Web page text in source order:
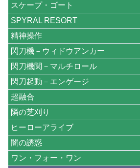
スケープ・ゴート
SPYRAL RESORT
精神操作
閃刀機－ウィドウアンカー
閃刀機関－マルチロール
閃刀起動－エンゲージ
超融合
隣の芝刈り
ヒーローアライブ
闇の誘惑
ワン・フォー・ワン